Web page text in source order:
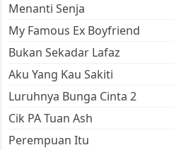
Menanti Senja
My Famous Ex Boyfriend
Bukan Sekadar Lafaz
Aku Yang Kau Sakiti
Luruhnya Bunga Cinta 2
Cik PA Tuan Ash
Perempuan Itu